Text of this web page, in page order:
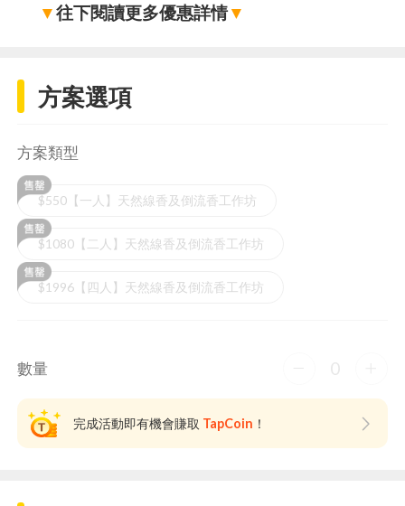
▼往下閱讀更多優惠詳情▼
方案選項
方案類型
$550【一人】天然線香及倒流香工作坊
$1080【二人】天然線香及倒流香工作坊
$1996【四人】天然線香及倒流香工作坊
數量 0
完成活動即有機會賺取 TapCoin ！